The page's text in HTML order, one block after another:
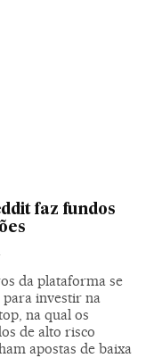
faz fundos
da plataforma se
investir na
na qual os
de alto risco
apostas de baixa